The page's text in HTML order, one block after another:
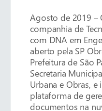
Agosto de 2019 –
companhia de
com DNA em
aberto pela SP
Prefeitura de São
Secretaria
Urbana e Obras, e
plataforma de
documentos na